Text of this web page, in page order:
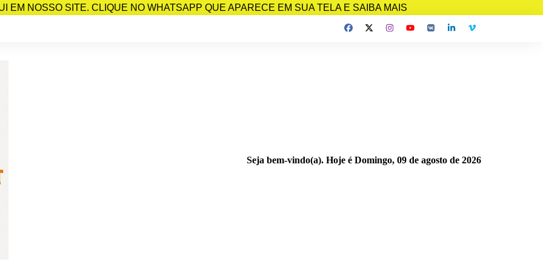
EM NOSSO SITE. CLIQUE NO WHATSAPP QUE APARECE EM SUA TELA E SAIBA MAIS
Seja bem-vindo(a). Hoje é Domingo, 09 de agosto de 2026